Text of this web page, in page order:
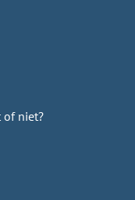
of niet?